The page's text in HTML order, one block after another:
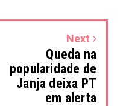
Next
Queda na
popularidade de
Janja deixa PT
em alerta